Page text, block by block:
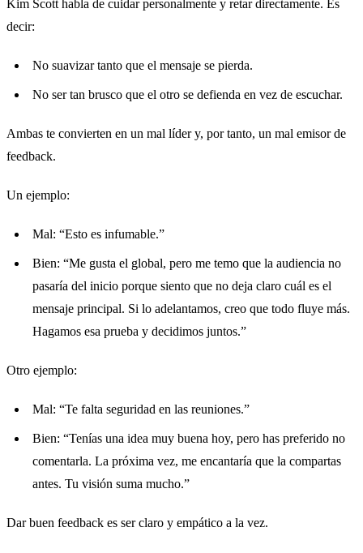
Kim Scott habla de cuidar personalmente y retar directamente. Es
decir:
No suavizar tanto que el mensaje se pierda.
No ser tan brusco que el otro se defienda en vez de escuchar.
Ambas te convierten en un mal líder y, por tanto, un mal emisor de
feedback.
Un ejemplo:
Mal: “Esto es infumable.”
Bien: “Me gusta el global, pero me temo que la audiencia no
pasaría del inicio porque siento que no deja claro cuál es el
mensaje principal. Si lo adelantamos, creo que todo fluye más.
Hagamos esa prueba y decidimos juntos.”
Otro ejemplo:
Mal: “Te falta seguridad en las reuniones.”
Bien: “Tenías una idea muy buena hoy, pero has preferido no
comentarla. La próxima vez, me encantaría que la compartas
antes. Tu visión suma mucho.”
Dar buen feedback es ser claro y empático a la vez.